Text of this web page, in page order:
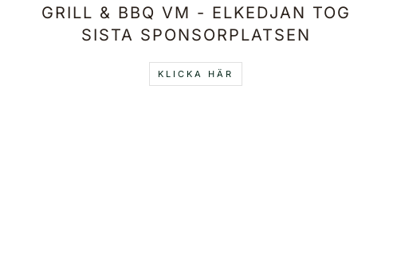
GRILL & BBQ VM - ELKEDJAN TOG
SISTA SPONSORPLATSEN
KLICKA HÄR